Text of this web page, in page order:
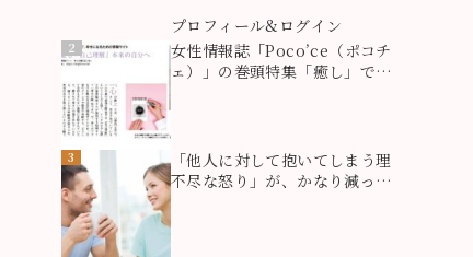
プロフィール&ログイン
2
女性情報誌「Poco’ce（ポコチ
ェ）」の巻頭特集「癒し」で
3
「他人に対して抱いてしまう理
不尽な怒り」が、かなり減った